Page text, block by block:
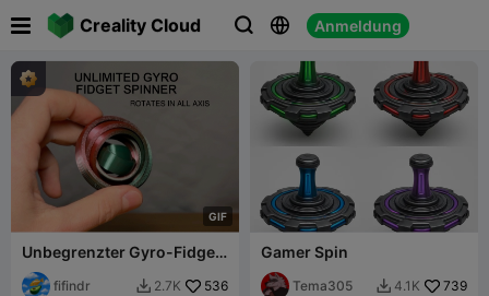
Creality Cloud   Anmeldung

GIF
Unbegrenzter Gyro-Fidget-
Spinner
fifindr  2.7K 536
Gamer Spin
Tema305  4.1K 739